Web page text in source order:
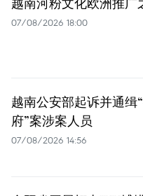
07/08/2026 18:00
越南公安部起诉并通缉
府”案涉案人员
07/08/2026 14:56